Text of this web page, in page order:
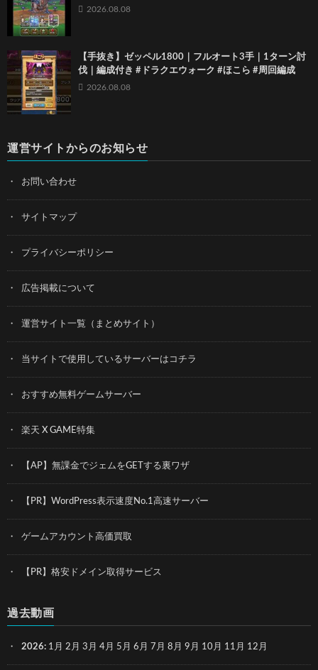
2026.08.08
【手抜き】ゼッペル1800｜フルオート3手｜1ターン討
伐｜編成付き #ドラクエウォーク #ほこら #周回編成
2026.08.08
運営サイトからのお知らせ
お問い合わせ
サイトマップ
プライバシーポリシー
広告掲載について
運営サイト一覧（まとめサイト）
当サイトで使用しているサーバーはコチラ
おすすめ無料ゲームサーバー
楽天 X GAME特集
【AP】無課金でジェムをGETする裏ワザ
【PR】WordPress表示速度No.1高速サーバー
ゲームアカウント高価買取
【PR】格安ドメイン取得サービス
過去動画
2026: 1月 2月 3月 4月 5月 6月 7月 8月 9月 10月 11月 12月